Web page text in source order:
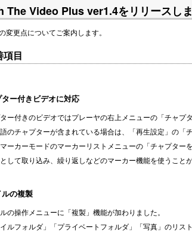
The Video Plus ver1.4をリリースしま
変更点についてご案内します。
項目
ター付きビデオに対応
ー付きのビデオではプレーヤの右上メニューの「チャプ
のチャプターが含まれている場合は、「再生設定」の「
ーカーモードのマーカーリストメニューの「チャプター
して取り込み、繰り返しなどのマーカー機能を使うことが
ルの複製
の操作メニューに「複製」機能が加わりました。
イルフォルダ」「プライベートフォルダ」「写真」のリス